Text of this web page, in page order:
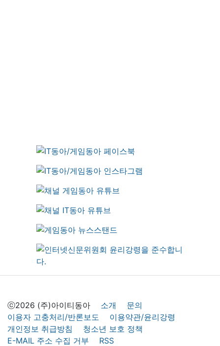
ⓒ2026 (주)아이티동아 소개
문의
이용자 고충처리/반론보도
이용약관/윤리강령
개인정보 취급방침
청소년 보호 정책
E-MAIL 주소 수집 거부
RSS